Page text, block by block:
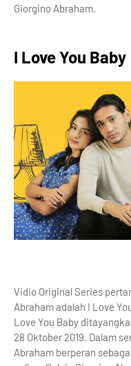
Giorgino Abraham.
I Love You Baby
Vidio Original Series
Abraham adalah I Love
Love You Baby
28 Oktober 2019. Dalam
Abraham berperan